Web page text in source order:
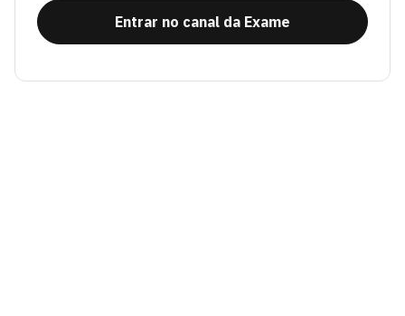
Entrar no canal da Exame